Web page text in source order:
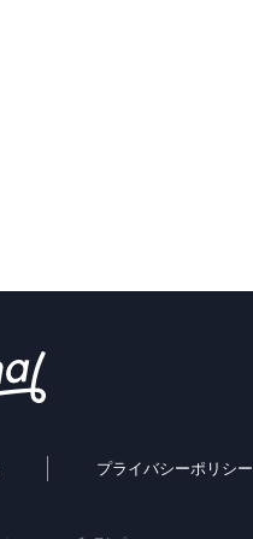
プライバシーポリシー